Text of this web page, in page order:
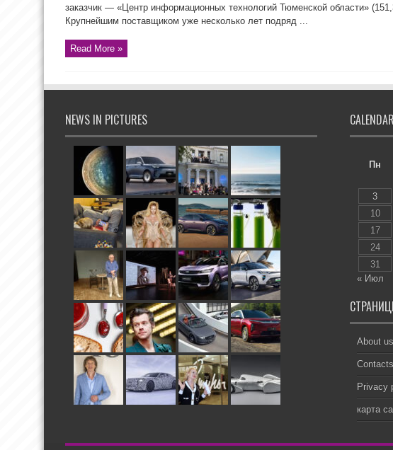
заказчик — «Центр информационных технологий Тюменской области»
Крупнейшим поставщиком уже несколько лет подряд ...
Read More »
NEWS IN PICTURES CALENDAR
Пн
3
10
17
24
31
« Июл
About us
Contacts
Privacy
карта